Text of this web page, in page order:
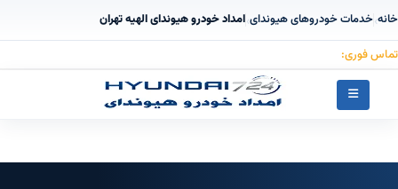
خانه›خدمات خودروهای هیوندای›امداد خودرو هیوندای الهیه تهران
تماس فوری: